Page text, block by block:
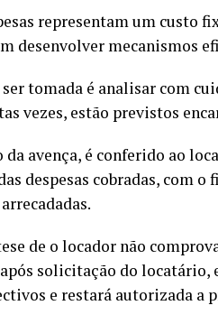
representam um custo
desenvolver mecanismos
tomada é analisar com
vezes, estão previstos
da avença, é conferido ao
despesas cobradas, com
de o locador não
solicitação do
e restará autorizada